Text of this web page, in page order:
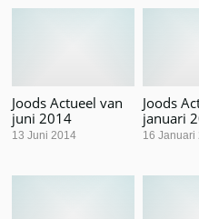
Joods Actueel van
juni 2014
13 Juni 2014
Joods
januari
16 Januari